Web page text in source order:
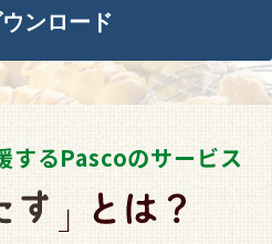
ンロード
するPascoのサービス